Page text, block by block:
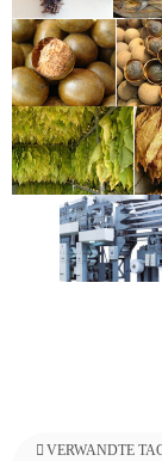
VERWANDTE